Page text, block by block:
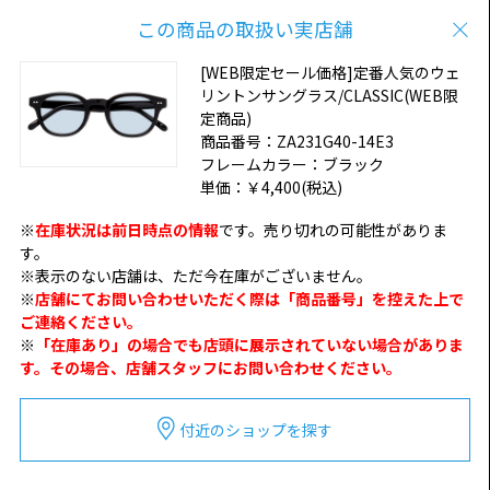
この商品の取扱い実店舗
[WEB限定セール価格]定番人気のウェ
リントンサングラス/CLASSIC(WEB限
定商品)
商品番号： ZA231G40-14E3
フレームカラー： ブラック
単価： ￥4,400(税込)
※在庫状況は前日時点の情報です。売り切れの可能性がありま
す。
※表示のない店舗は、ただ今在庫がございません。
※店舗にてお問い合わせいただく際は「商品番号」を控えた上で
ご連絡ください。
※ 「在庫あり」の場合でも店頭に展示されていない場合がありま
す。その場合、店舗スタッフにお問い合わせください。
付近のショップを探す